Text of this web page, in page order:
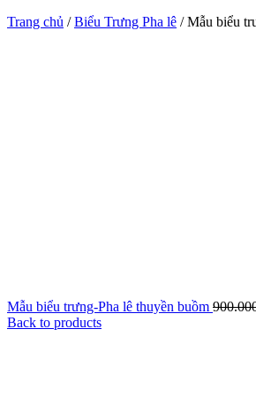
Trang chủ /Biểu Trưng Pha lê /Mẫu biểu
Mẫu biểu trưng-Pha lê thuyền buồm
Back to products